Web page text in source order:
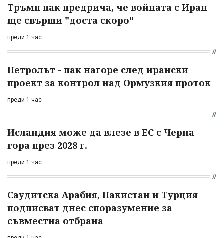
Тръмп пак предрича, че войната с Иран
ще свърши "доста скоро"
преди 1 час
Петролът - пак нагоре след ирански
проект за контрол над Ормузкия проток
преди 1 час
Исландия може да влезе в ЕС с Черна
гора през 2028 г.
преди 1 час
Саудитска Арабия, Пакистан и Турция
подписват днес споразумение за
съвместна отбрана